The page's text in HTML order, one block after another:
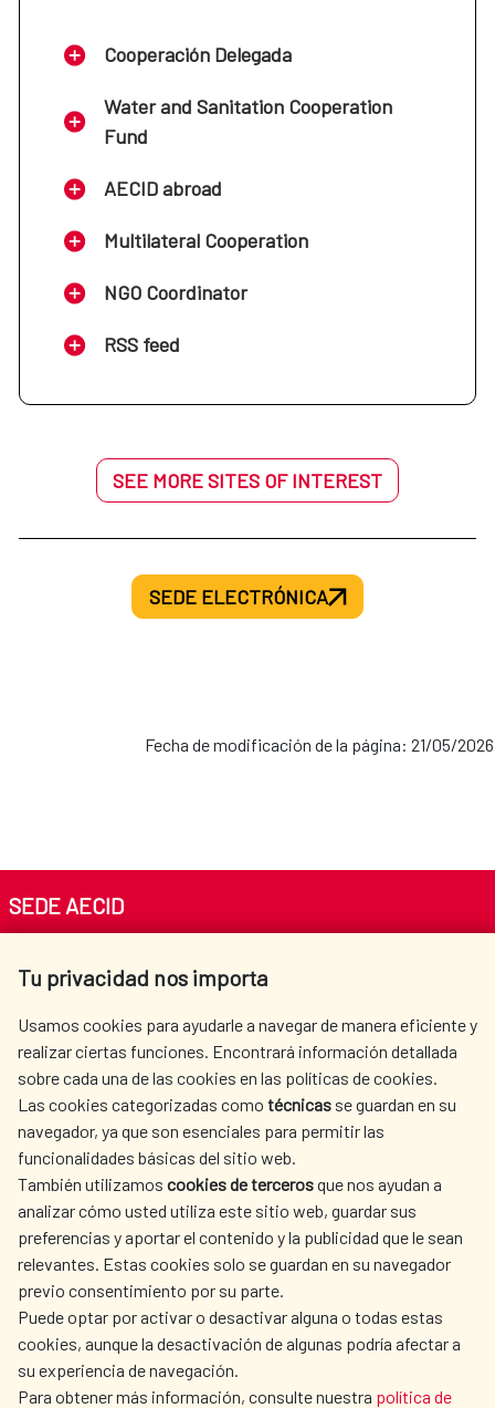
Cooperación Delegada
Water and Sanitation Cooperation
Fund
AECID abroad
Multilateral Cooperation
NGO Coordinator
RSS feed
SEE MORE SITES OF INTEREST
SEDE ELECTRÓNICA
Fecha de modificación de la página: 21/05/2026
Tu privacidad nos importa
Usamos cookies para ayudarle a navegar de manera eficiente y
realizar ciertas funciones. Encontrará información detallada
sobre cada una de las cookies en las políticas de cookies.
Las cookies categorizadas como técnicas se guardan en su
navegador, ya que son esenciales para permitir las
funcionalidades básicas del sitio web.
También utilizamos cookies de tercerosque nos ayudan a
analizar cómo usted utiliza este sitio web, guardar sus
preferencias y aportar el contenido y la publicidad que le sean
relevantes. Estas cookies solo se guardan en su navegador
previo consentimiento por su parte.
Puede optar por activar o desactivar alguna o todas estas
cookies, aunque la desactivación de algunas podría afectar a
su experiencia de navegación.
Para obtener más información, consulte nuestra política de
SEDE AECID
Tel. +34 900 20 30 54​​​​​​​
AECID
WHERE DO WE COOPERATE?
SPANISH HUMANITARIAN
ACTION
PRESS ROOM
CULTURE AND SCIENCE LIBRARY
OUR SOCIAL MEDIA